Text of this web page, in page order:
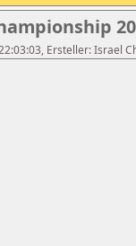
Ersteller: Israel